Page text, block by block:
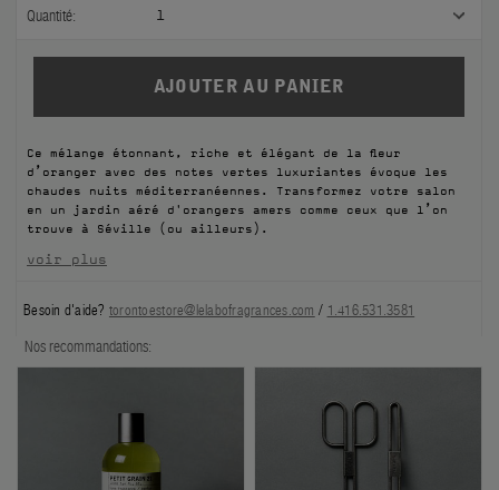
GROOMING
ODDITIES
ÉCHANTILLONS
FILMS
À PROPOS
Compte
Quantité: 1
Ce mélange étonnant, riche et élégant de la fleur
d’oranger avec des notes vertes luxuriantes évoque les
chaudes nuits méditerranéennes. Transformez votre salon
en un jardin aéré d'orangers amers comme ceux que l’on
trouve à Séville (ou ailleurs).
voir plus
Besoin d'aide? torontoestore@lelabofragrances.com / 1.416.531.3581
Nos recommandations: